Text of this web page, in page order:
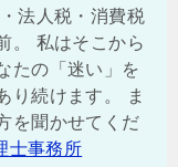
法人税・消費税
。 私はそこから
たの「迷い」を
り続けます。 ま
を聞かせてくだ
士事務所